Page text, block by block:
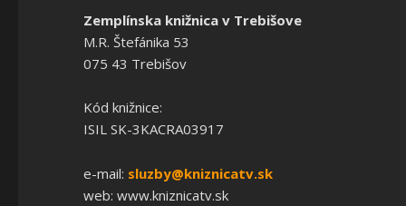
Zemplínska knižnica v Trebišove
M.R. Štefánika 53
075 43 Trebišov
Kód knižnice:
ISIL SK-3KACRA03917
e-mail: sluzby@kniznicatv.sk
web: www.kniznicatv.sk